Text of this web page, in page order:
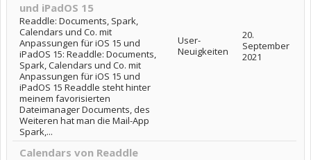
und iPadOS 15
Readdle: Documents, Spark,
Calendars und Co. mit
Anpassungen für iOS 15 und
iPadOS 15: Readdle: Documents,
Spark, Calendars und Co. mit
Anpassungen für iOS 15 und
iPadOS 15 Readdle steht hinter
meinem favorisierten
Dateimanager Documents, des
Weiteren hat man die Mail-App
Spark,...
User-
Neuigkeiten
20.
September
2021
Calendars von Readdle